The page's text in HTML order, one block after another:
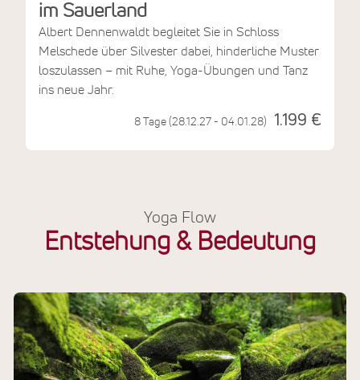
im Sauerland
Albert Dennenwaldt begleitet Sie in Schloss
Melschede über Silvester dabei, hinderliche Muster
loszulassen – mit Ruhe, Yoga-Übungen und Tanz
ins neue Jahr.
8 Tage (28.12.27 - 04.01.28) 1.199 €
Yoga Flow
Entstehung & Bedeutung